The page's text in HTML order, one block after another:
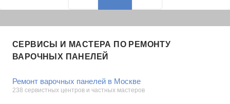
СЕРВИСЫ И МАСТЕРА ПО РЕМОНТУ
ВАРОЧНЫХ ПАНЕЛЕЙ
Ремонт варочных панелей в Москве
238 сервистных центров и частных мастеров